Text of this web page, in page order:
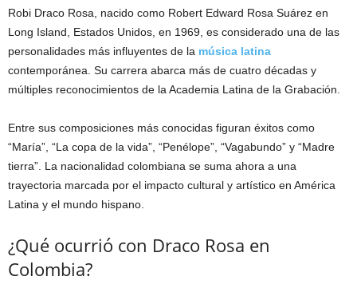
Robi Draco Rosa, nacido como Robert Edward Rosa Suárez en
Long Island, Estados Unidos, en 1969, es considerado una de las
personalidades más influyentes de la música latina
contemporánea. Su carrera abarca más de cuatro décadas y
múltiples reconocimientos de la Academia Latina de la Grabación.
Entre sus composiciones más conocidas figuran éxitos como
“María”, “La copa de la vida”, “Penélope”, “Vagabundo” y “Madre
tierra”. La nacionalidad colombiana se suma ahora a una
trayectoria marcada por el impacto cultural y artístico en América
Latina y el mundo hispano.
¿Qué ocurrió con Draco Rosa en
Colombia?